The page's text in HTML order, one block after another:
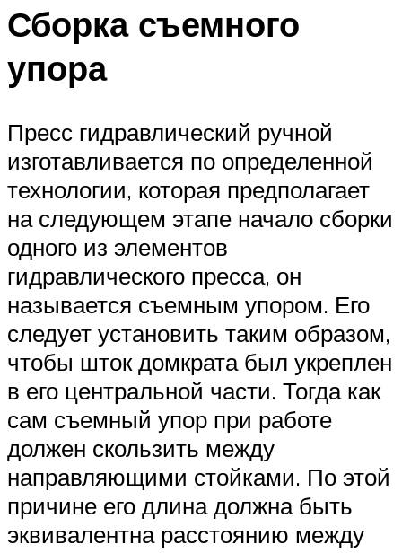
Сборка съемного
упора
Пресс гидравлический ручной
изготавливается по определенной
технологии, которая предполагает
на следующем этапе начало сборки
одного из элементов
гидравлического пресса, он
называется съемным упором. Его
следует установить таким образом,
чтобы шток домкрата был укреплен
в его центральной части. Тогда как
сам съемный упор при работе
должен скользить между
направляющими стойками. По этой
причине его длина должна быть
эквивалентна расстоянию между